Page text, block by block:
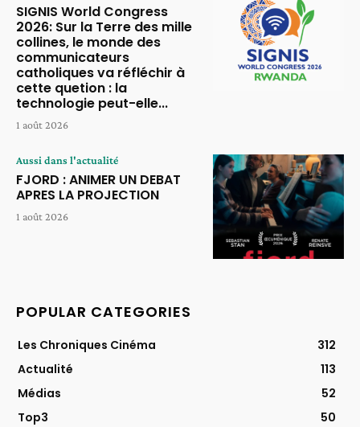
SIGNIS World Congress
2026: Sur la Terre des mille
collines, le monde des
communicateurs
catholiques va réfléchir à
cette quetion : la
technologie peut-elle...
1 août 2026
Aussi dans l'actualité
FJORD : ANIMER UN DEBAT
APRES LA PROJECTION
1 août 2026
POPULAR CATEGORIES
Les Chroniques Cinéma
312
Actualité
113
Médias
52
Top3
50